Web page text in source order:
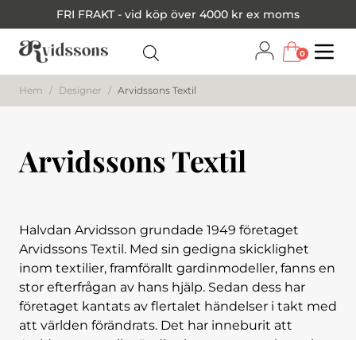
FRI FRAKT - vid köp över 4000 kr ex moms
0
Hem / Designer / Arvidssons Textil
Arvidssons Textil
Halvdan Arvidsson grundade 1949 företaget
Arvidssons Textil. Med sin gedigna skicklighet
inom textilier, framförallt gardinmodeller, fanns en
stor efterfrågan av hans hjälp. Sedan dess har
företaget kantats av flertalet händelser i takt med
att världen förändrats. Det har inneburit att